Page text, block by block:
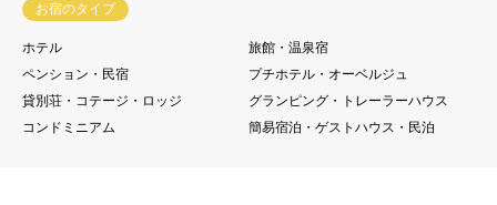
お宿のタイプ
ホテル
旅館・温泉宿
ペンション・民宿
プチホテル・オーベルジュ
貸別荘・コテージ・ロッジ
グランピング・トレーラーハウス
コンドミニアム
簡易宿泊・ゲストハウス・民泊